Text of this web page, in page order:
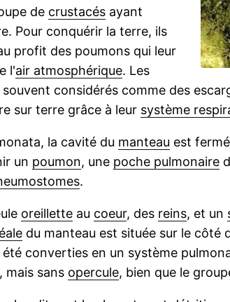
de crustacés ayant
Pour conquérir la terre, ils
profit des poumons qui leur
l'air atmosphérique. Les
souvent considérés comme des
sur terre grâce à leur système
la cavité du manteau est
un poumon, une poche pulmonaire
.
oreillette au coeur, des reins, et un
du manteau est située sur le côté
converties en un système
, mais sans opercule, bien que le